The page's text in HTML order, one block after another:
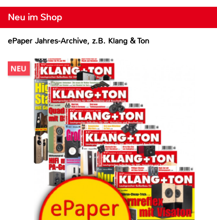
Neu im Shop
ePaper Jahres-Archive, z.B. Klang & Ton